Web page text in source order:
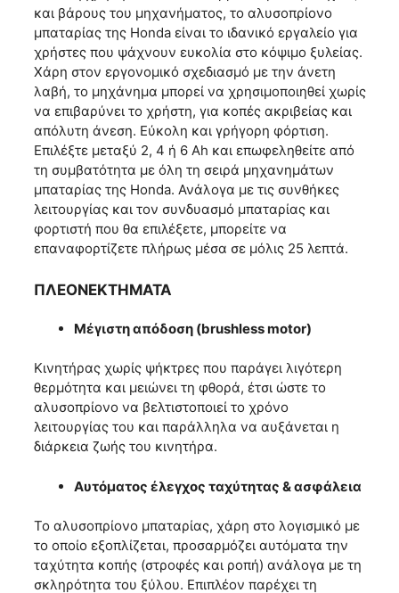
και βάρους του μηχανήματος, το αλυσοπρίονο
μπαταρίας της Honda είναι το ιδανικό εργαλείο για
χρήστες που ψάχνουν ευκολία στο κόψιμο ξυλείας.
Χάρη στον εργονομικό σχεδιασμό με την άνετη
λαβή, το μηχάνημα μπορεί να χρησιμοποιηθεί χωρίς
να επιβαρύνει το χρήστη, για κοπές ακριβείας και
απόλυτη άνεση. Εύκολη και γρήγορη φόρτιση.
Επιλέξτε μεταξύ 2, 4 ή 6 Ah και επωφεληθείτε από
τη συμβατότητα με όλη τη σειρά μηχανημάτων
μπαταρίας της Honda. Ανάλογα με τις συνθήκες
λειτουργίας και τον συνδυασμό μπαταρίας και
φορτιστή που θα επιλέξετε, μπορείτε να
επαναφορτίζετε πλήρως μέσα σε μόλις 25 λεπτά.
ΠΛΕΟΝΕΚΤΗΜΑΤΑ
Μέγιστη απόδοση (brushless motor)
Κινητήρας χωρίς ψήκτρες που παράγει λιγότερη
θερμότητα και μειώνει τη φθορά, έτσι ώστε το
αλυσοπρίονο να βελτιστοποιεί το χρόνο
λειτουργίας του και παράλληλα να αυξάνεται η
διάρκεια ζωής του κινητήρα.
Αυτόματος έλεγχος ταχύτητας & ασφάλεια
Το αλυσοπρίονο μπαταρίας, χάρη στο λογισμικό με
το οποίο εξοπλίζεται, προσαρμόζει αυτόματα την
ταχύτητα κοπής (στροφές και ροπή) ανάλογα με τη
σκληρότητα του ξύλου. Επιπλέον παρέχει τη